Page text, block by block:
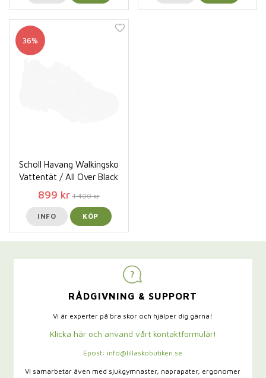
36%
Scholl Havang Walkingsko
Vattentät / All Over Black
899 kr 1 400 kr
INFO KÖP
RÅDGIVNING & SUPPORT
Vi är experter på bra skor och hjälper dig gärna!
Klicka här och använd vårt kontaktformulär!
Epost: info@lillaskobutiken.se
Vi samarbetar även med sjukgymnaster, naprapater, ergonomer